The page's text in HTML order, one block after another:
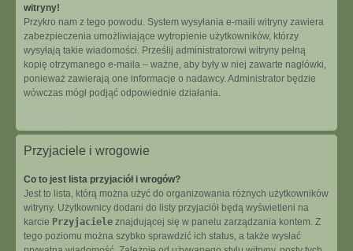
witryny!
Przykro nam z tego powodu. System wysyłania e-maili witryny zawiera
zabezpieczenia umożliwiające wytropienie użytkowników, którzy
wysyłają takie wiadomości. Prześlij administratorowi witryny pełną
kopię otrzymanego e-maila – ważne, aby były w niej zawarte nagłówki,
ponieważ zawierają one informacje o nadawcy. Administrator będzie
wówczas mógł podjąć odpowiednie działania.
Przyjaciele i wrogowie
Co to jest lista przyjaciół i wrogów?
Jest to lista, którą można użyć do organizowania różnych użytkowników
witryny. Użytkownicy dodani do listy przyjaciół będą wyświetleni na
karcie Przyjaciele znajdującej się w panelu zarządzania kontem. Z
tego poziomu można szybko sprawdzić ich status, a także wysłać